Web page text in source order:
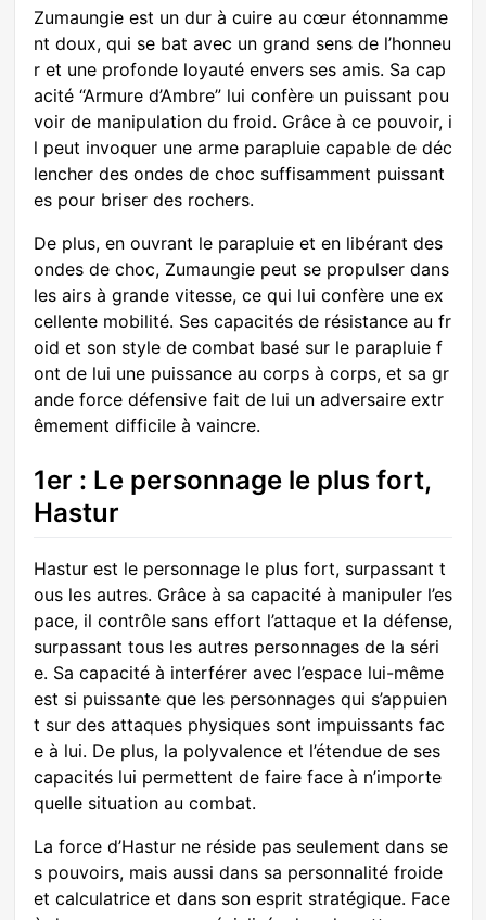
Zumaungie est un dur à cuire au cœur étonnamme
nt doux, qui se bat avec un grand sens de l’honneu
r et une profonde loyauté envers ses amis. Sa cap
acité “Armure d’Ambre” lui confère un puissant pou
voir de manipulation du froid. Grâce à ce pouvoir, i
l peut invoquer une arme parapluie capable de déc
lencher des ondes de choc suffisamment puissant
es pour briser des rochers.
De plus, en ouvrant le parapluie et en libérant des
ondes de choc, Zumaungie peut se propulser dans
les airs à grande vitesse, ce qui lui confère une ex
cellente mobilité. Ses capacités de résistance au fr
oid et son style de combat basé sur le parapluie f
ont de lui une puissance au corps à corps, et sa gr
ande force défensive fait de lui un adversaire extr
êmement difficile à vaincre.
1er : Le personnage le plus fort,
Hastur
Hastur est le personnage le plus fort, surpassant t
ous les autres. Grâce à sa capacité à manipuler l’es
pace, il contrôle sans effort l’attaque et la défense,
surpassant tous les autres personnages de la séri
e. Sa capacité à interférer avec l’espace lui-même
est si puissante que les personnages qui s’appuien
t sur des attaques physiques sont impuissants fac
e à lui. De plus, la polyvalence et l’étendue de ses
capacités lui permettent de faire face à n’importe
quelle situation au combat.
La force d’Hastur ne réside pas seulement dans se
s pouvoirs, mais aussi dans sa personnalité froide
et calculatrice et dans son esprit stratégique. Face